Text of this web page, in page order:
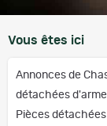
Vous êtes ici
Annonces de
détachées
Pièces